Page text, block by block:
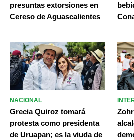
presuntas extorsiones en
Cereso de Aguascalientes
NACIONAL
Grecia Quiroz tomará
protesta como presidenta
de Uruapan; es la viuda de